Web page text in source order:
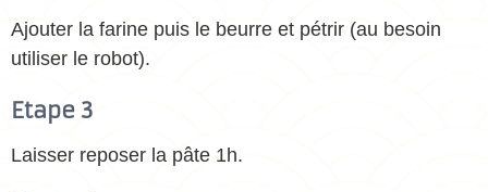
Ajouter la farine puis le beurre et pétrir (au besoin
utiliser le robot).
Etape 3
Laisser reposer la pâte 1h.